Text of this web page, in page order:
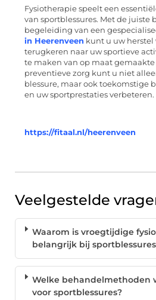
Fysiotherapie speelt een
van sportblessures. Met de juiste
begeleiding van een
in Heerenveen kunt u uw herstel
terugkeren naar uw sportieve
te maken van op maat
preventieve zorg kunt u niet
blessure, maar ook toekomstige
en uw sportprestaties verbeteren.
https://fitaal.nl/heerenveen
Veelgestelde
Waarom is vroegtijdige
belangrijk bij
Welke behandelmethoden
voor sportblessures?